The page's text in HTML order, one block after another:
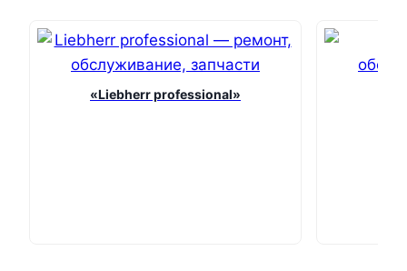
«Liebherr professional»